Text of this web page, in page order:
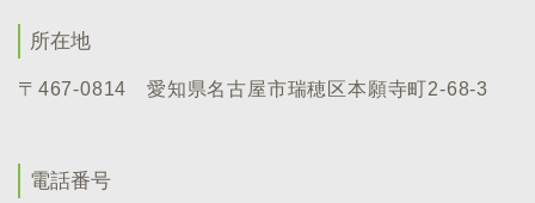
所在地
〒467-0814 愛知県名古屋市瑞穂区本願寺町2-68-3
電話番号